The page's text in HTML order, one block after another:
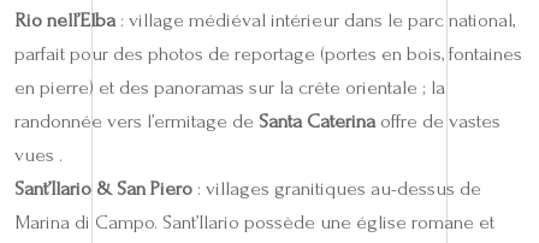
Rio nell’Elba: village médiéval intérieur dans le parc national,
parfait pour des photos de reportage (portes en bois, fontaines
en pierre) et des panoramas sur la crête orientale ; la
randonnée vers l’ermitage de Santa Caterinaoffre de vastes
vues .
Sant’Ilario & San Piero : villages granitiques au-dessus de
Marina di Campo. Sant’Ilario possède une église romane et